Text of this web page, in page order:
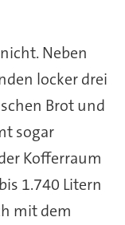
Neben
locker drei
Brot und
sogar
Kofferraum
1.740 Litern
mit dem